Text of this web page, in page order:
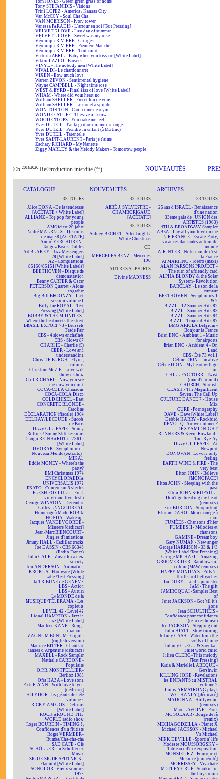
Tom JONES - Green green grass of home
Tony STEFANIDIS - Visions
Trini LOPEZ - America / Kansas City
Van McCOY - Soul Cha Cha
VAN MORRISON - Ivory tower
Vanessa PARADIS - L'amour en soi [Test Pressing]
VELVET GLOVE - Last day of summer
VELVET GLOVE - Sweet was my rose
Véronique RIVIÈRE - Georges
Véronique RIVIÈRE - Première Manche
Véronique RIVIÈRE - Tout court
Victoria ABRIL - Baby when you kiss me [White Label]
Viktor LAZLO - Baisers
VINYL - The nobody men [White Label]
VIVALDI - Le chardonneret
VIXEN - How much love
Warren ZEVON - Sentimental hygiene
Wayne CAMPBELL - Night time rose
WEST & BYRD - Final kiss of love [White Label]
WHAM - Where did your heart go
William SHELLER - Fier et fou de vous
William SHELLER - Le carnet à spirale
WON TON TON - Can I come near you
WONDER STUFF - The size of a cow
WOODENTOPS - You make me feel
Yves DUTEIL - J'ai la guitare qui me démange
Yves DUTEIL - Prendre un enfant (à Martine)
Yves DUTEIL - Tarentelle
Yves SAINT-LAURENT - Paris je t'aime
Zachary RICHARD - My Nanette
Ziggy MARLEY & the Melody Makers - Tomorrow people
©b 2014/2026 Re℗roduction interdite (ici) NOUVEAUTÉS
CATALOGUE
33 TOURS
Alice DONA - De la tendresse
[ACÉTATE + White Label]
ALLIANZ - Top pop for young
people
AMC feiert 20 jahre
André MALRAUX - Discours
de mai 68 [ACÉTATE]
André VERCHUREN -
Tangos/Pasos-Dobles
Art BLAKEY - Jazz Messengers
70 [White Label]
AZ - Compilations
85150/85151 [White Labels]
BEETHOVEN - Disque de
démonstration
Benny CARTER & Oscar
PETERSON Quartet - Alone
together
Big Bill BROONZY - Last
session volume 1
Billy Joe ROYAL - Test
Pressing [White Label]
BOBBY & THE MIDNITES -
Where the beat meets the street
BRASIL EXPORT 73 - Brussels
Trade Fair
CBS - 4 slows enchaînés
CBS - Slows 87
CHARLIE - Charlie (5)
CHER - Love and
understanding
Chris DE BURGH - Flying
colours
Christine McVIE - Love will
show us how
Cliff RICHARD - Now you see
me, now you don't
COCA-COLA Chansons
COCA-COLA Disco
COLD CHISEL - East
CONCRETE BLONDE -
Caroline
DÉCLARATION (fiscale) 1964
DELHAY/LECOUDE - Succès
de Paris
Dizzy GILLESPIE - Sonny
Rollins / Sonny Stitt sessions
Django REINHARDT n°73610
[White Label]
DVORAK - Symphonie du
Nouveau Monde (extraits) -
MIKAL
Eddie MONEY - Where's the
party?
EMI Christmas 1974
ENCYCLOPAEDIA
UNIVERSALIS 1972
ERATO - Concert sur 3 siècles
FLESH FOR LULU - Final
vinyl (and live flesh)
George WINSTON - December
Gilles LANGOUREAU
Hommage à Mado ROBIN
HONDA - Wake up!
Jacques VANDEVOORDE -
Miserere [dédicacé]
Jean-Marc BIENCOURT -
Jingles d'imitations
Jimmy HALL - Cadillac tracks
Joe DASSIN - CBS 66343
(Radio France)
John CALE - Music for a new
society
Jon ANDERSON - Animation
KROKUS - Hardware [White
Label/Test Pressing]
la TRIBUNE de GENÈVE
LBS - Action
LBS - Aurum
Le MONDE de la
MUSIQUE/TÉLÉRAMA - Les
copieurs
LEVEL 42 - Level 42
Lionel HAMPTON - Jazz in
jazz [White Label]
Madleen KANE - Rough
diamond
MAGNUM BONUM - Gigolo
(english version)
Maurice BITTER - Chants et
danses d'Argentine [dédicacé]
MAXELL - Rock Sampler
Nathalie CARDONE -
Populaire
O.P.R. MONTPELLIER -
Berlioz 1988
Ofra HAZA - Love song
Patti FLYNN - With love to you
[dédicacé]
POLYDOR - les géants de l'été
volume 2
RICKY AMIGOS - Delirios
[White Label]
ROCK AROUND THE
WORLD radio show
Roger BOURDIN - TIMING 8,
Confidences d'un flûtiste
Roger VERMEER -
Rumba/Cha-cha-cha
SAD CAFÉ - Olé
SCHÖLLER - In Schöller ist
Musik
SIGUE SIGUE SPUTNICK -
Flaunt it [White Label]
SONOLOR - Vœux sonores
1975
NOUVEAUTÉS
33 TOURS
ABBÉ J. SYLVESTRE -
CHAMBORIGAUD
[ACÉTATE]
45 TOURS
Sidney BECHET - Silent night /
White Christmas
CD
MERCEDES BENZ - Mercedes
190
AUTRES SUPPORTS
Divine MADNESS
ARCHIVES
33 TOURS
25 ans d'ISRAËL - Renaissance
d'une nation
33ème gala de l'UNION des
ARTISTES (1963)
4TH & BROADWAY Sampler
ABBA - Lay all your love on me
AIR FRANCE - Escale-Party,
vacances dansantes autour du
monde
AIR INTER - Notre monde c'est
la France
Al MARTINO - Torero (maxi)
ALAN PARSONS PROJECT -
The turn of a friendly card
ALPHA BLONDY & the Solar
System - Révolution
BARCLAY - Le son de la
rumeur
BEETHOVEN - Symphonies 1
& 2
BIZZL - 12 Sommer Hits 82
BIZZL - Sommer Hits 83
BIZZL - Sommer Hits 84
BIZZL - Tropical Hits 87
BMG ARIOLA Belgium -
Bonjour la France
Brian ENO - Ambient 1 - Music
for airports
Brian ENO - Ambient 4 - On
Land
CBS - Été 73 vol.1
Céline DION - I'm alive
Céline DION - My heart will go
on
CHILL FAC-TORR - Twist
(round'n'round)
CHURCH - Starfish
CLASH - The Magnificent
Seven / The Call Up
CULTURE DANCE 7 - House
Mix
CURE - Pornography
DAVE - Dave [White Label]
Debbie HARRY - Rockbird
DEVO - Q: Are we not men?
DEXYS MIDNIGHT
RUNNERS & Kevin Rowland -
Too-Rye-Ay
Dizzy GILLESPIE - At
Newport
DONOVAN - Love is only
feeling
EARTH WIND & FIRE - The
very best
Elton JOHN - Believe
[MONOFACE]
Elton JOHN - Sleeping with the
past
Elton JOHN & RUPAUL -
Don't go breaking my heart
(remixes)
Eric BURDON - Starportrait
Etienne DAHO - Mon manège à
moi
FUMÉES - Chansons d'hier
FUMÉES II - Mélodies et
chansons
GAMINE - Dream boy
Gary NUMAN - New anger
George HARRISON - 33 & 1/3
[White Label/Test Pressing]
George MICHAEL - Amazing
GROOVERIDER - Rainbows of
colour (MAW remixes)
HAPPY MONDAYS - Pills 'n'
thrills and bellyaches
Ian DURY - Lord Upminster
JAM - The gift
JAMIROQUAI - Sampler Best
of
Janet JACKSON - Got 'til it's
gone
Jean SCHULTHEIS -
Confidence pour confidence
(remixes house)
Joe JACKSON - Stepping out
John HIATT - Slow turning
Johnny CASH - Water from the
wells of home
Johnny CLEGG & Savuka -
Third world child
Julien CLERC - This melody
[Test Pressing]
Katia & Marielle LABEQUE -
Gershwin
KILLING JOKE - Revelations
les ENFANTS du MISTRAL
volume 2
Louis ARMSTRONG plays
W.C. HANDY [dédicacé]
MADONNA - Hollywood
(remixes)
Marc LAVOINE - Paris
MC SOLAAR - Bouge de là
(remix)
MECHAGODZILLA - Planet X
Michael JACKSON - Michael
Vs Michael
MINK DEVILLE - Sportin' life
Modeste MOUSSORGSKY -
Tableaux d'une exposition
MONSIEUR Z - Fourrure et
Musique [numéroté]
MORRISSEY - Viva hate
MÖTLEY CRÜE - Smokin' in
the boys room